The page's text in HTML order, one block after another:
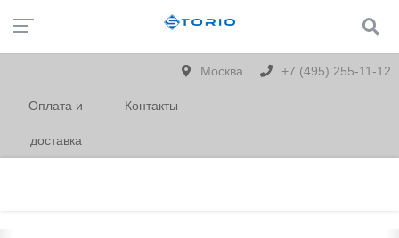
Москва +7 (495) 255-11-12
Оплата и
доставка
Контакты